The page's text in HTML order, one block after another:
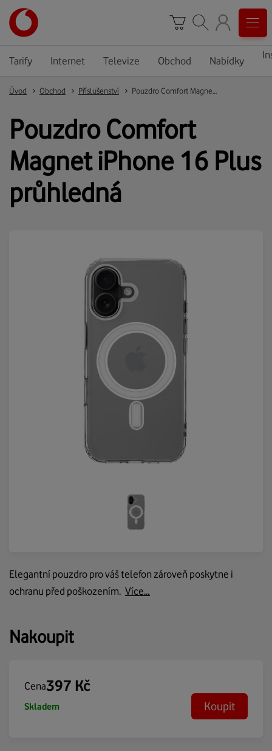
Tarify Internet Televize Obchod Nabídky
Úvod Obchod Příslušenství Pouzdro Comfort Magnet iPhone 16 Plus průhledná
Pouzdro Comfort
Magnet iPhone 16 Plus
průhledná
Elegantní pouzdro pro váš telefon zároveň poskytne i
ochranu před poškozením. Více…
Nakoupit
Cena397 Kč
Skladem Koupit